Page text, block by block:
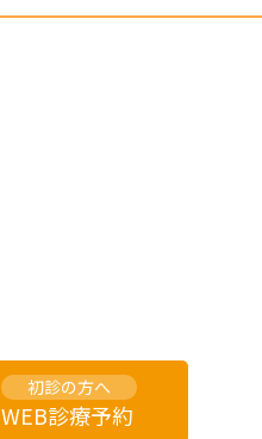
初診の方へ
WEB診療予約